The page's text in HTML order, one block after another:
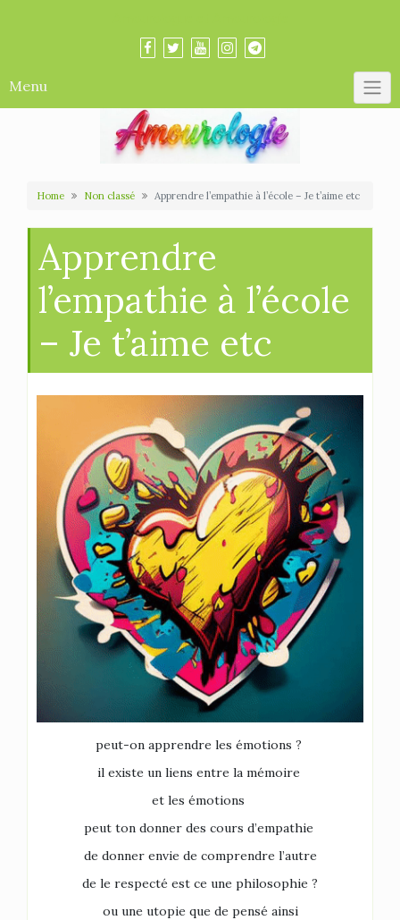
Menu
Home Non classé Apprendre l’empathie à l’école – Je t’aime etc
Apprendre
l’empathie à l’école
– Je t’aime etc
peut-on apprendre les émotions ?
il existe un liens entre la mémoire
et les émotions
peut ton donner des cours d’empathie
de donner envie de comprendre l’autre
de le respecté est ce une philosophie ?
ou une utopie que de pensé ainsi